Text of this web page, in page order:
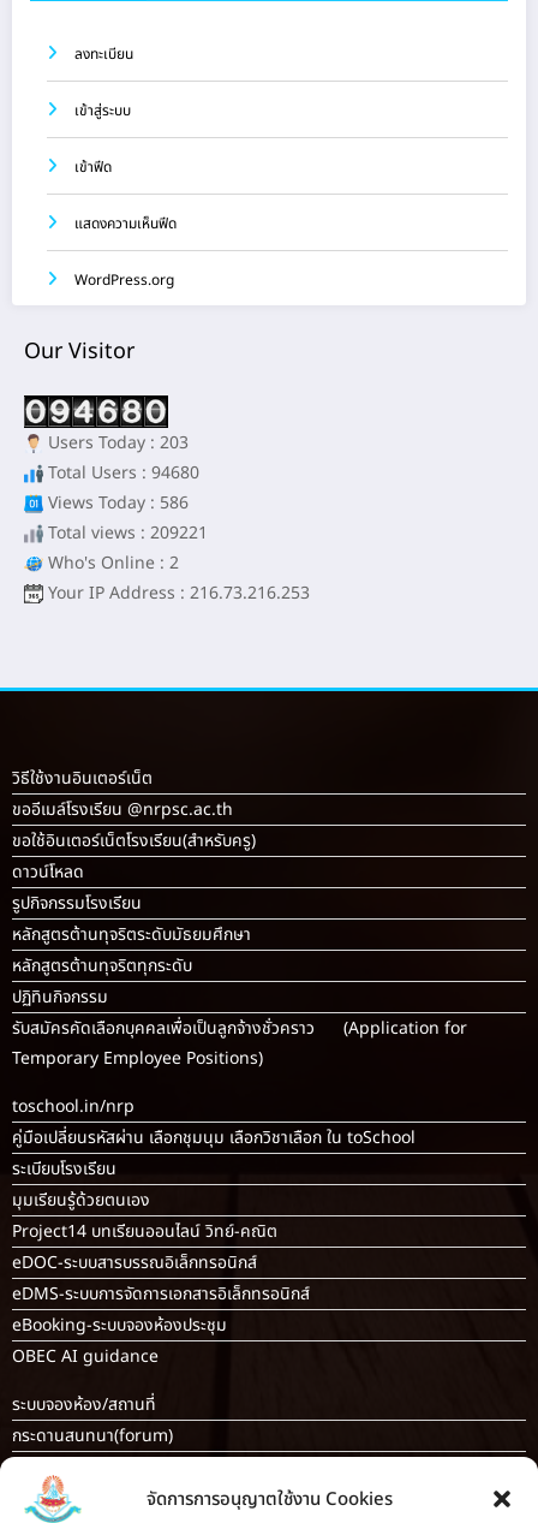
จัดการการอนุญาตใช้งาน Cookies
ลงทะเบียน
เข้าสู่ระบบ
เข้าฟีด
แสดงความเห็นฟีด
WordPress.org
Our Visitor
Users Today : 203
Total Users : 94680
Views Today : 586
Total views : 209221
Who's Online : 2
Your IP Address : 216.73.216.253
วิธีใช้งานอินเตอร์เน็ต
ขออีเมล์โรงเรียน @nrpsc.ac.th
ขอใช้อินเตอร์เน็ตโรงเรียน(สำหรับครู)
ดาวน์โหลด
รูปกิจกรรมโรงเรียน
หลักสูตรต้านทุจริตระดับมัธยมศึกษา
หลักสูตรต้านทุจริตทุกระดับ
ปฏิทินกิจกรรม
รับสมัครคัดเลือกบุคคลเพื่อเป็นลูกจ้างชั่วคราว (Application for
Temporary Employee Positions)
toschool.in/nrp
คู่มือเปลี่ยนรหัสผ่าน เลือกชุมนุม เลือกวิชาเลือก ใน toSchool
ระเบียบโรงเรียน
มุมเรียนรู้ด้วยตนเอง
Project14 บทเรียนออนไลน์ วิทย์-คณิต
eDOC-ระบบสารบรรณอิเล็กทรอนิกส์
eDMS-ระบบการจัดการเอกสารอิเล็กทรอนิกส์
eBooking-ระบบจองห้องประชุม
OBEC AI guidance
ระบบจองห้อง/สถานที่
กระดานสนทนา(forum)
ระบบส่งแผนการสอนออนไลน์